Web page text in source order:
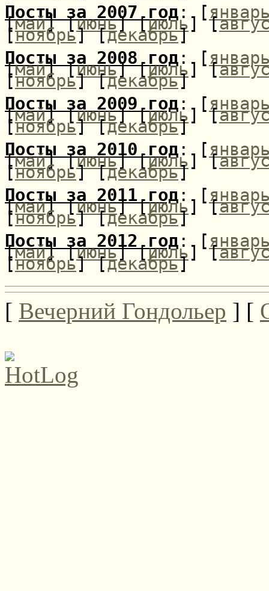
Посты за 2007 год : [
[май] [июнь] [июль] [
[ноябрь] [декабрь]
Посты за 2008 год : [
[май] [июнь] [июль] [
[ноябрь] [декабрь]
Посты за 2009 год : [
[май] [июнь] [июль] [
[ноябрь] [декабрь]
Посты за 2010 год : [
[май] [июнь] [июль] [
[ноябрь] [декабрь]
Посты за 2011 год : [
[май] [июнь] [июль] [
[ноябрь] [декабрь]
Посты за 2012 год : [
[май] [июнь] [июль] [
[ноябрь] [декабрь]
[ Вечерний Гондольер ] [